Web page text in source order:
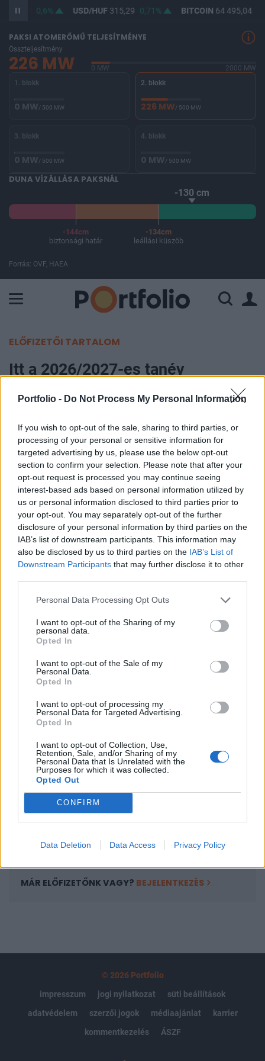
Portfolio - Do Not Process My Personal Information
If you wish to opt-out of the sale, sharing to third parties, or
processing of your personal or sensitive information for
targeted advertising by us, please use the below opt-out
section to confirm your selection. Please note that after your
opt-out request is processed you may continue seeing
interest-based ads based on personal information utilized by
us or personal information disclosed to third parties prior to
your opt-out. You may separately opt-out of the further
disclosure of your personal information by third parties on the
IAB’s list of downstream participants. This information may
also be disclosed by us to third parties on the IAB’s List of
Downstream Participants that may further disclose it to other
Personal Data Processing Opt Outs
I want to opt-out of the Sharing of my
personal data.
Opted In
I want to opt-out of the Sale of my
Personal Data.
Opted In
I want to opt-out of processing my
Personal Data for Targeted Advertising.
Opted In
I want to opt-out of Collection, Use,
Retention, Sale, and/or Sharing of my
Personal Data that Is Unrelated with the
Purposes for which it was collected.
Opted Out
CONFIRM
Data Deletion Data Access Privacy Policy
363,89 0,6% USD/HUF315,29 0,71% BITCOIN64 495,04
PAKSI ATOMERŐMŰ TELJESÍTMÉNYE
Összteljesítmény
226 MW 0 MW
2000 MW
1. blokk
0 MW/ 500 MW
2. blokk
226 MW/ 500 MW
3. blokk
0 MW/ 500 MW
4. blokk
0 MW/ 500 MW
DUNA VÍZÁLLÁSA PAKSNÁL
-130 cm
-144cm
biztonsági határ
-134cm
leállási küszöb
Forrás: OVF, HAEA
ELŐFIZETŐI TARTALOM
Itt a 2026/2027-es tanév
rendjének tervezete, mutatjuk a
legfontosabb dátumokat
Debreczeni Réka
2026. június 15. 10:30
Mikor lesz az őszi szünet, az érettségi és a
központi írásbeli a 2026/2027-es tanévben? Az
Oktatási és Gyermekügyi Minisztérium friss
rendelettervezete alapján összegyűjtöttük a
legfontosabb dátumokat.
Június 23-ig lehet véleményezni a kormány oldalán a
2026/2027-es tanév rendjéről szóló tervezetet, amiben már
szerepelnek a legfontosabb időpontok. Meddig tart a
tanítási napos lesz, ez eggyel kevesebb, mint a most
végződő tanév hossza. Az első tanítási nap: 2026.
A keresett cikk a portfolio.hu hírarchívumához
tartozik, melynek olvasása előfizetéses
regisztrációhoz kötött.
Az előfizetés a következőket tartalmazza:
Portfolio.hu teljes cikkarchívum
Kötéslisták: BÉT elmúlt 2 év napon belüli
MÁR ELŐFIZETŐNK VAGY? BEJELENTKEZÉS
© 2026 Portfolio
impresszum
jogi nyilatkozat
süti beállítások
adatvédelem
szerzői jogok médiaajánlat
karrier
kommentkezelés
ÁSZF